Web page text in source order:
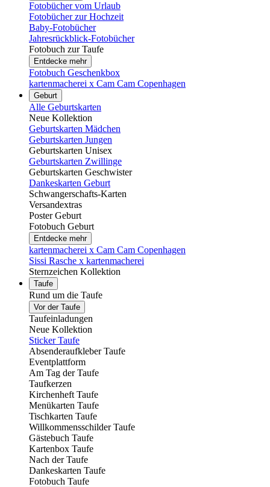
Fotobücher vom Urlaub
Fotobücher zur Hochzeit
Baby-Fotobücher
Jahresrückblick-Fotobücher
Fotobuch zur Taufe
Entdecke mehr
Fotobuch Geschenkbox
kartenmacherei x Cam Cam Copenhagen
Geburt
Alle Geburtskarten
Neue Kollektion
Geburtskarten Mädchen
Geburtskarten Jungen
Geburtskarten Unisex
Geburtskarten Zwillinge
Geburtskarten Geschwister
Dankeskarten Geburt
Schwangerschafts-Karten
Versandextras
Poster Geburt
Fotobuch Geburt
Entdecke mehr
kartenmacherei x Cam Cam Copenhagen
Sissi Rasche x kartenmacherei
Sternzeichen Kollektion
Taufe
Rund um die Taufe
Vor der Taufe
Taufeinladungen
Neue Kollektion
Sticker Taufe
Absenderaufkleber Taufe
Eventplattform
Am Tag der Taufe
Taufkerzen
Kirchenheft Taufe
Menükarten Taufe
Tischkarten Taufe
Willkommensschilder Taufe
Gästebuch Taufe
Kartenbox Taufe
Nach der Taufe
Dankeskarten Taufe
Fotobuch Taufe